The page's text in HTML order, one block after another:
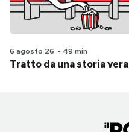
6 agosto 26 - 49 min
Tratto da una storia vera